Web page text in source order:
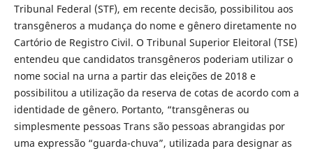
Tribunal Federal (STF), em recente decisão, possibilitou aos
transgêneros a mudança do nome e gênero diretamente no
Cartório de Registro Civil. O Tribunal Superior Eleitoral (TSE)
entendeu que candidatos transgêneros poderiam utilizar o
nome social na urna a partir das eleições de 2018 e
possibilitou a utilização da reserva de cotas de acordo com a
identidade de gênero. Portanto, “transgêneras ou
simplesmente pessoas Trans são pessoas abrangidas por
uma expressão “guarda-chuva”, utilizada para designar as